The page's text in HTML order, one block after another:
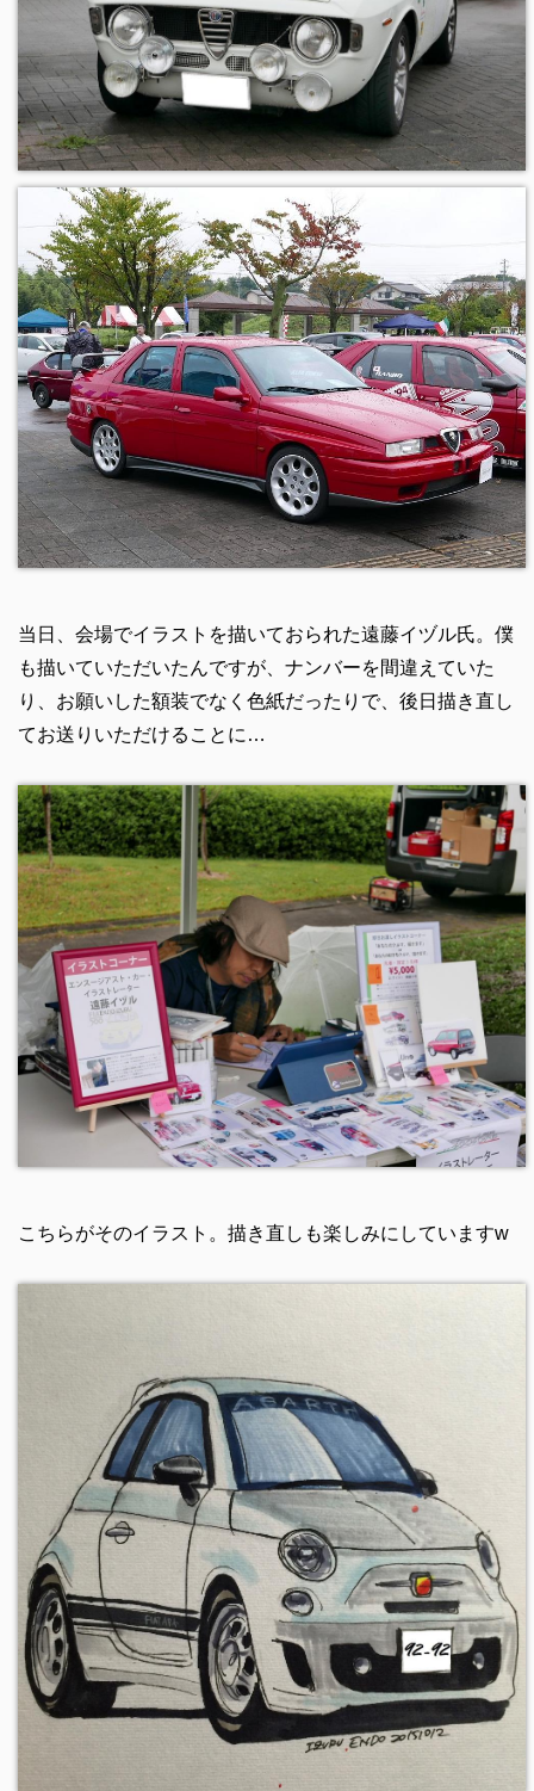
当日、会場でイラストを描いておられた遠藤イヅル氏。僕
も描いていただいたんですが、ナンバーを間違えていた
り、お願いした額装でなく色紙だったりで、後日描き直し
てお送りいただけることに…
こちらがそのイラスト。描き直しも楽しみにしていますw